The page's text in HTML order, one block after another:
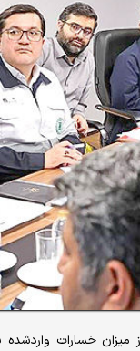
میزان خسارات